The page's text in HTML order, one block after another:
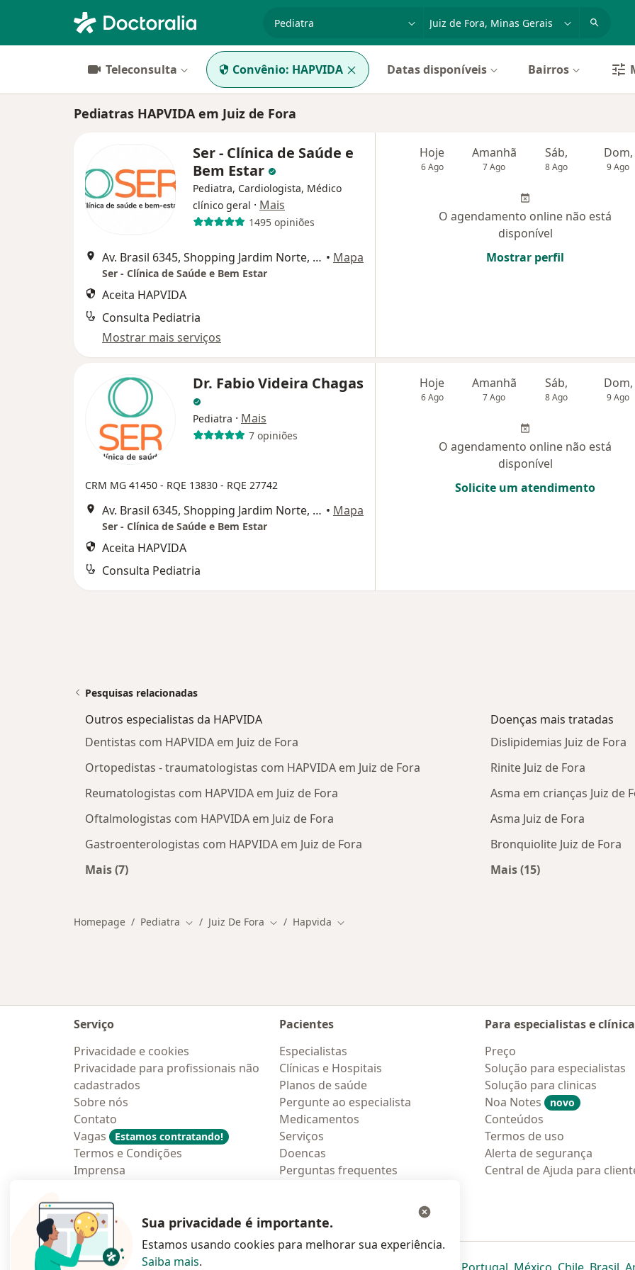
Teleconsulta Convênio: HAPVIDA Datas disponíveis Bairros
Pediatras HAPVIDA em Juiz de Fora
Ser - Clínica de Saúde e
Bem Estar
Pediatra, Cardiologista, Médico
clínico geral · Mais
1495 opiniões
Av. Brasil 6345, Shopping Jardim Norte, Andar M1, Juiz de Fora • Mapa
Ser - Clínica de Saúde e Bem Estar
Aceita HAPVIDA
Consulta Pediatria
Mostrar mais serviços
Hoje
6 Ago
Amanhã
7 Ago
Sáb,
8 Ago
Dom,
9 Ago
O agendamento online não está
disponível
Mostrar perfil
Dr. Fabio Videira Chagas
Pediatra · Mais
7 opiniões
CRM MG 41450 - RQE 13830 - RQE 27742
Av. Brasil 6345, Shopping Jardim Norte, Andar M1, Juiz de Fora • Mapa
Ser - Clínica de Saúde e Bem Estar
Aceita HAPVIDA
Consulta Pediatria
Hoje
6 Ago
Amanhã
7 Ago
Sáb,
8 Ago
Dom,
9 Ago
O agendamento online não está
disponível
Solicite um atendimento
Pesquisas relacionadas
Outros especialistas da HAPVIDA
Dentistas com HAPVIDA em Juiz de Fora
Ortopedistas - traumatologistas com HAPVIDA em Juiz de Fora
Reumatologistas com HAPVIDA em Juiz de Fora
Oftalmologistas com HAPVIDA em Juiz de Fora
Gastroenterologistas com HAPVIDA em Juiz de Fora
Mais (7)
Doenças mais tratadas
Dislipidemias Juiz de Fora
Rinite Juiz de Fora
Asma em crianças Juiz de
Asma Juiz de Fora
Bronquiolite Juiz de Fora
Mais (15)
Homepage Pediatra Mudar de cidade
Juiz De Fora Mudar de cidade
Hapvida Mudar de cidade
Serviço
Privacidade e cookies
Privacidade para profissionais não
cadastrados
Sobre nós
Contato
Vagas
Estamos contratando!
Termos e Condições
Imprensa
Pacientes
Especialistas
Clínicas e Hospitais
Planos de saúde
Pergunte ao especialista
Medicamentos
Serviços
Doencas
Perguntas frequentes
Para especialistas e
Preço
Solução para especialistas
Solução para clinicas
Noa Notes
novo
Conteúdos
Termos de uso
Alerta de segurança
Central de Ajuda para
abre num novo separadorabre num novo separador
abre num novo separador
abre num novo
abre num
abre
Sua privacidade é importante.
Estamos usando cookies para melhorar sua experiência.
Saiba mais.